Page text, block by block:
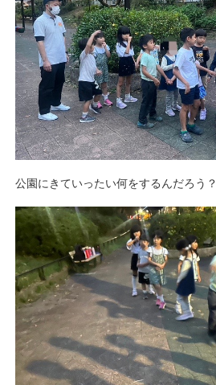
公園にきていったい何をするんだろう？